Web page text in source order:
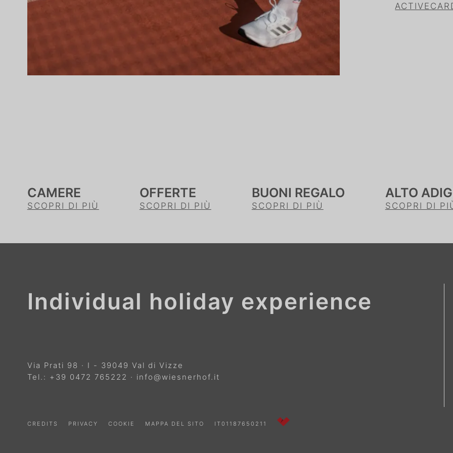
CAMERE
SCOPRI DI PIÙ
OFFERTE
SCOPRI DI PIÙ
BUONI REGALO
SCOPRI DI PIÙ
ALTO
SCOPRI DI
Individual holiday experience
Via Prati 98 · I - 39049 Val di Vizze
Tel.: +39 0472 765222 · info@wiesnerhof.it
CREDITS PRIVACY COOKIE MAPPA DEL SITO IT01187650211